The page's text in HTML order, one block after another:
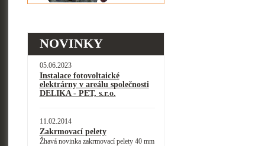
NOVINKY
05.06.2023
Instalace fotovoltaické
elektrárny v areálu společnosti
DELIKA - PET, s.r.o.
11.02.2014
Zakrmovací pelety
Žhavá novinka zakrmovací pelety 40 mm